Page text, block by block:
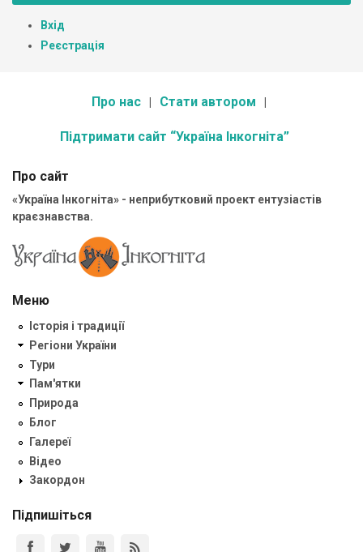
Вхід
Реєстрація
Про нас Стати автором
Підтримати сайт “Україна Інкогніта”
Про сайт
«Україна Інкогніта» - неприбутковий проект ентузіастів
краєзнавства.
Меню
Історія і традиції
Регіони України
Тури
Пам'ятки
Природа
Блог
Галереї
Відео
Закордон
Підпишіться